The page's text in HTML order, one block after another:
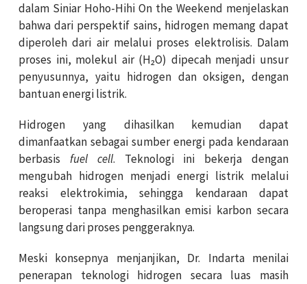
dalam Siniar Hoho-Hihi On the Weekend menjelaskan
bahwa dari perspektif sains, hidrogen memang dapat
diperoleh dari air melalui proses elektrolisis. Dalam
proses ini, molekul air (H₂O) dipecah menjadi unsur
penyusunnya, yaitu hidrogen dan oksigen, dengan
bantuan energi listrik.
Hidrogen yang dihasilkan kemudian dapat
dimanfaatkan sebagai sumber energi pada kendaraan
berbasis fuel cell. Teknologi ini bekerja dengan
mengubah hidrogen menjadi energi listrik melalui
reaksi elektrokimia, sehingga kendaraan dapat
beroperasi tanpa menghasilkan emisi karbon secara
langsung dari proses penggeraknya.
Meski konsepnya menjanjikan, Dr. Indarta menilai
penerapan teknologi hidrogen secara luas masih